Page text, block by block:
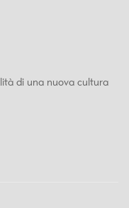
di una nuova cultura